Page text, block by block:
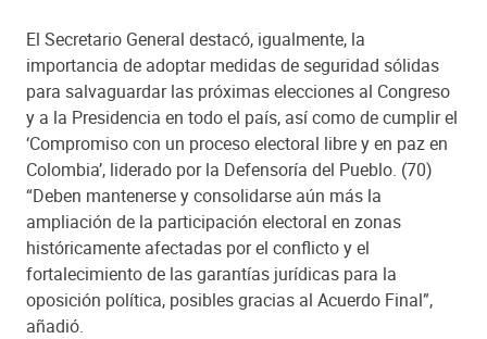
El Secretario General destacó, igualmente, la
importancia de adoptar medidas de seguridad sólidas
para salvaguardar las próximas elecciones al Congreso
y a la Presidencia en todo el país, así como de cumplir el
‘Compromiso con un proceso electoral libre y en paz en
Colombia’, liderado por la Defensoría del Pueblo. (70)
“Deben mantenerse y consolidarse aún más la
ampliación de la participación electoral en zonas
históricamente afectadas por el conflicto y el
fortalecimiento de las garantías jurídicas para la
oposición política, posibles gracias al Acuerdo Final”,
añadió.